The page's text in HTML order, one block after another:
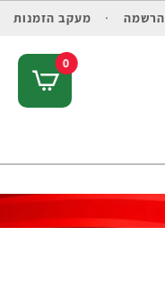
הרשמה מעקב הזמנות
0